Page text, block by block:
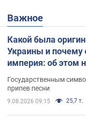
Важное
Какой была
Украины и почему
империя: об этом
Государственным
припев песни
9.08.2026 09:15 25,7 т.